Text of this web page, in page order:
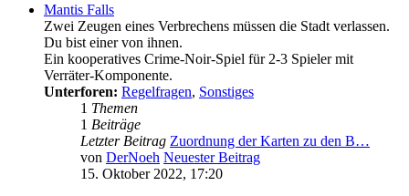
Mantis Falls
Zwei Zeugen eines Verbrechens müssen die Stadt verlassen.
Du bist einer von ihnen.
Ein kooperatives Crime-Noir-Spiel für 2-3 Spieler mit
Verräter-Komponente.
Unterforen: Regelfragen, Sonstiges
1 Themen
1 Beiträge
Letzter Beitrag Zuordnung der Karten zu den B…
von DerNoeh Neuester Beitrag
15. Oktober 2022, 17:20